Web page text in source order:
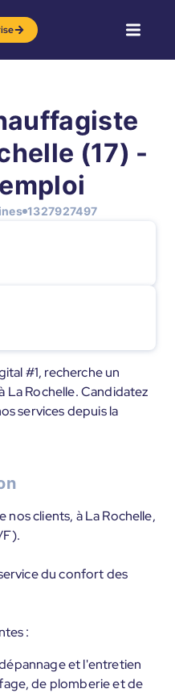
(17) -
1327927497
#1, recherche un
Rochelle. Candidatez
services depuis la
nos clients, à La Rochelle,
du confort des
:
et l'entretien
de plomberie et de